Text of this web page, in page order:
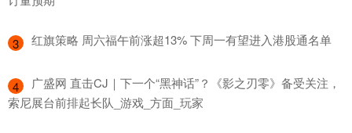
3 ​红旗策略 周六福午前涨超13% 下周一有望进入港股通名单
4
​广盛网 直击CJ｜下一个“黑神话”？《影之刃零》备受关注，
索尼展台前排起长队_游戏_方面_玩家